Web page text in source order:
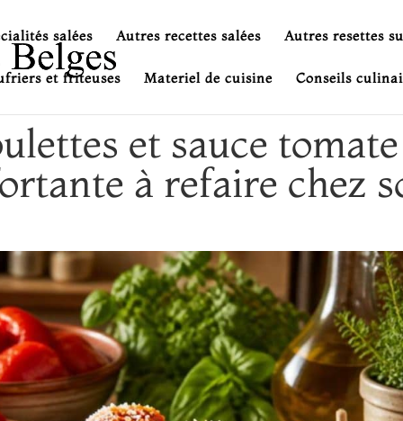
salées Autres recettes salées Autres resettes
et friteuses Materiel de cuisine Conseils
et sauce
à refaire chez